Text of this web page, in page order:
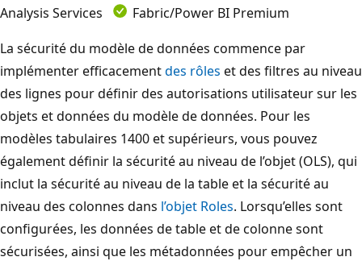
Analysis Services
Fabric/Power BI Premium
La sécurité du modèle de données commence par
implémenter efficacementdes rôles et des filtres au niveau
des lignes pour définir des autorisations utilisateur sur les
objets et données du modèle de données. Pour les
modèles tabulaires 1400 et supérieurs, vous pouvez
également définir la sécurité au niveau de l’objet (OLS), qui
inclut la sécurité au niveau de la table et la sécurité au
niveau des colonnes dans l’objet Roles. Lorsqu’elles sont
configurées, les données de table et de colonne sont
sécurisées, ainsi que les métadonnées pour empêcher un